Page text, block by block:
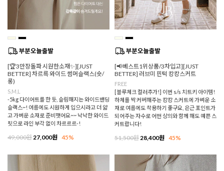
[🏆3만장돌파 시원한소재✨][JUST
BETTER] 차르륵 와이드 썸머슬랙스(숏/
롱)
S,M,L
-5kg 다이어트를 한 듯, 슬림해지는 와이드밴딩
슬랙스~! 여름에도 시원하게 입으시라고 더 얇
고 가벼운 소재로 준비햇어요~~ 낙낙한 와이드
핏으로 라인 부각 없이 차르르르-!
49,000원27,000원 45%
[📢베스트1위상품/3차입고][JUST
BETTER] 러브미 핀턱 캉캉스커트
FREE
[블루체크 컬러추가!] 이번 s/s 치트키 아이템!
하체를 싹 커버해주는 캉캉 스커트에 가벼운 소
재로 여름에도 착용하기 좋구요, 은근 포인트가
되어주는 자수로 어떤 상의와 함께 해도 예쁜 스
커트랍니다!
51,500원28,400원 45%